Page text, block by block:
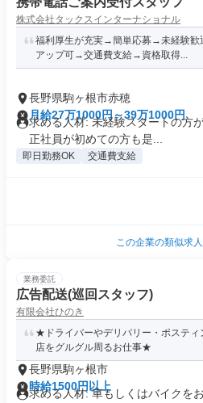
株式会社タックスインターナショナル
福利厚生が充実→簡単応募→未経験歓
アップ可→交通費支給→資格取得...
長野県駒ヶ根市赤穂
月給27万1000円～39万1000円
求める人材: 未経験スタートの方
正社員が初めての方も是...
即日勤務OK 交通費支給
この企業の類似求
業務委託
広告配送(巡回スタッフ)
有限会社ひのき
★ドライバーやデリバリー・ポスティ
店をグルグル周るお仕事★
長野県駒ヶ根市
時給1500円以上
求める人材: 車もしくはバイクを